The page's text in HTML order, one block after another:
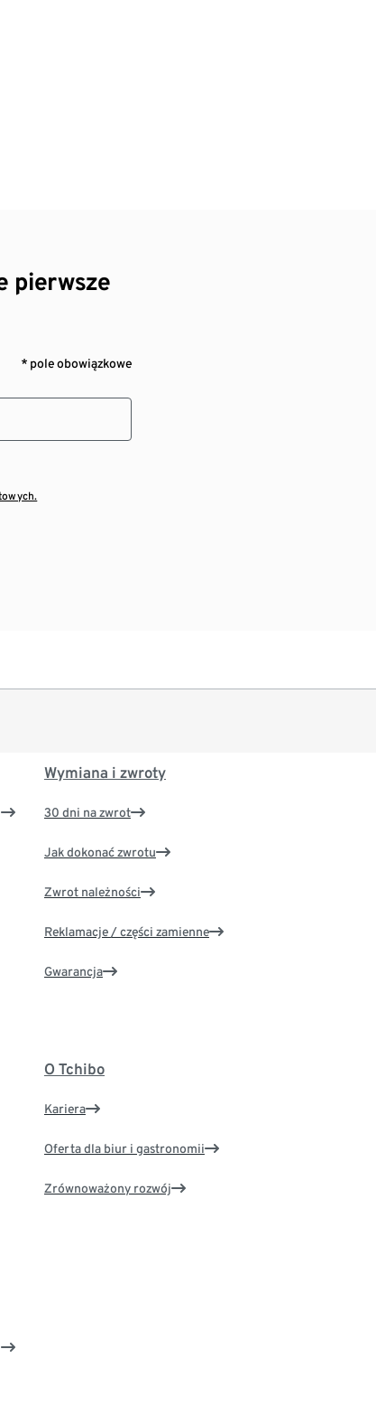
pierwsze
* pole obowiązkowe
Wymiana i zwroty
30 dni na zwrot
Jak dokonać zwrotu
Zwrot należności
Reklamacje / części zamienne
Gwarancja
O Tchibo
Kariera
Oferta dla biur i gastronomii
Zrównoważony rozwój